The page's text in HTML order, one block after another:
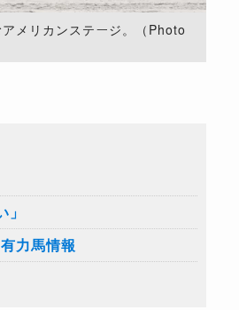
メリカンステージ。（Photo
力馬情報